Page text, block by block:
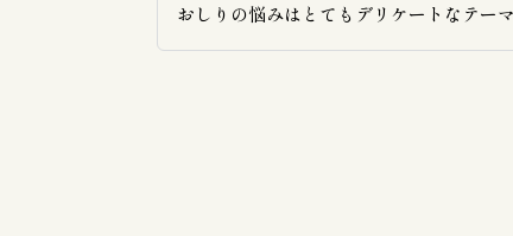
おしりの悩みはとてもデリケートなテー
り、多くの方が受診をためらうことがあ